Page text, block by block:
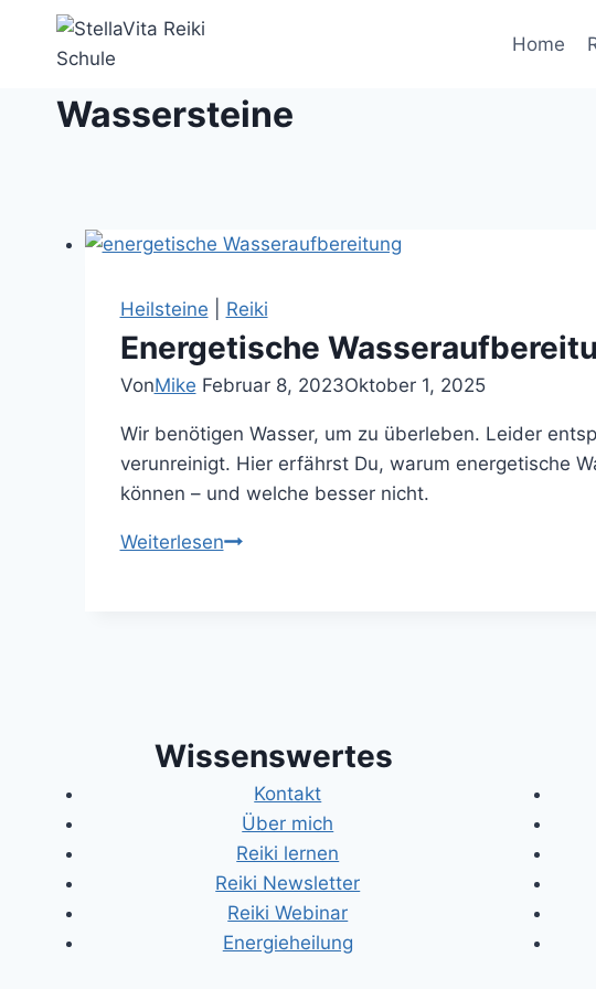
springen
Home
Wassersteine
Heilsteine Reiki
Energetische
VonMike Februar 8, 2023Oktober 1, 2025
Wir benötigen Wasser, um zu überleben. Leider
verunreinigt. Hier erfährst Du, warum energetische
können – und welche besser nicht.
WeiterlesenEnergetische
Wissenswertes
Kontakt
Über mich
Reiki lernen
Reiki Newsletter
Reiki Webinar
Energieheilung